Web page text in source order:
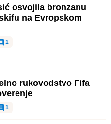
osvojila bronzanu
na Evropskom
1
rukovodstvo Fifa
1